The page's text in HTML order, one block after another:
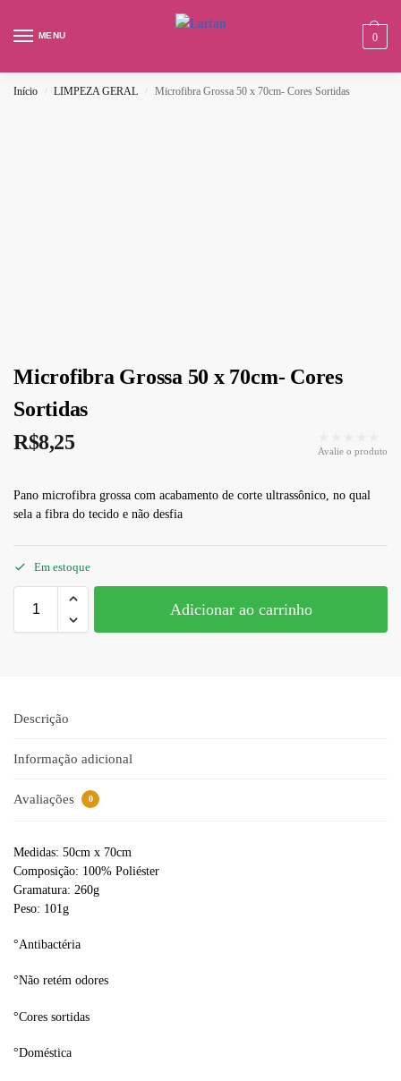
MENU 0
Início / LIMPEZA GERAL / Microfibra Grossa 50 x 70cm- Cores Sortidas
Microfibra Grossa 50 x 70cm- Cores
Sortidas
R$8,25 Avalie o produto
Pano microfibra grossa com acabamento de corte ultrassônico, no qual
sela a fibra do tecido e não desfia
Em estoque
Adicionar ao carrinho
Descrição
Informação adicional
Avaliações 0
Medidas: 50cm x 70cm
Composição: 100% Poliéster
Gramatura: 260g
Peso: 101g
°Antibactéria
°Não retém odores
°Cores sortidas
°Doméstica